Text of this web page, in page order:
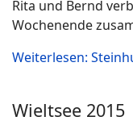
Rita und Bernd
Wochenende
Weiterlesen:
Wieltsee 2015